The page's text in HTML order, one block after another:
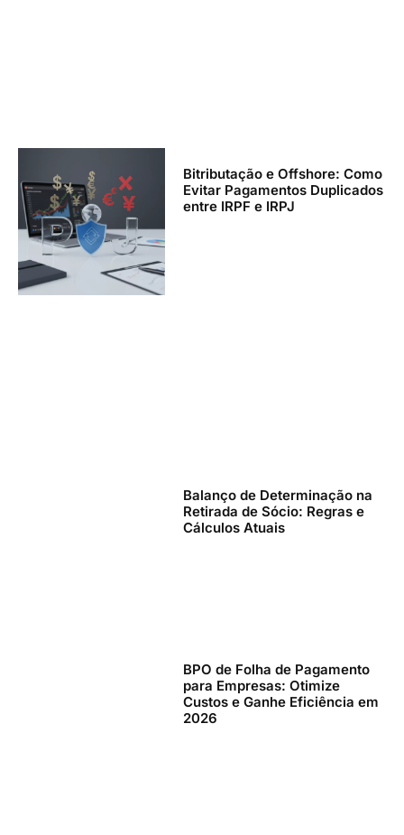
Bitributação e Offshore: Como
Evitar Pagamentos Duplicados
entre IRPF e IRPJ
Balanço de Determinação na
Retirada de Sócio: Regras e
Cálculos Atuais
BPO de Folha de Pagamento
para Empresas: Otimize
Custos e Ganhe Eficiência em
2026